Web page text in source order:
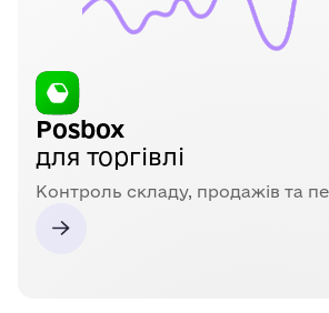
Posbox
для торгівлі
Контроль складу, продажів та